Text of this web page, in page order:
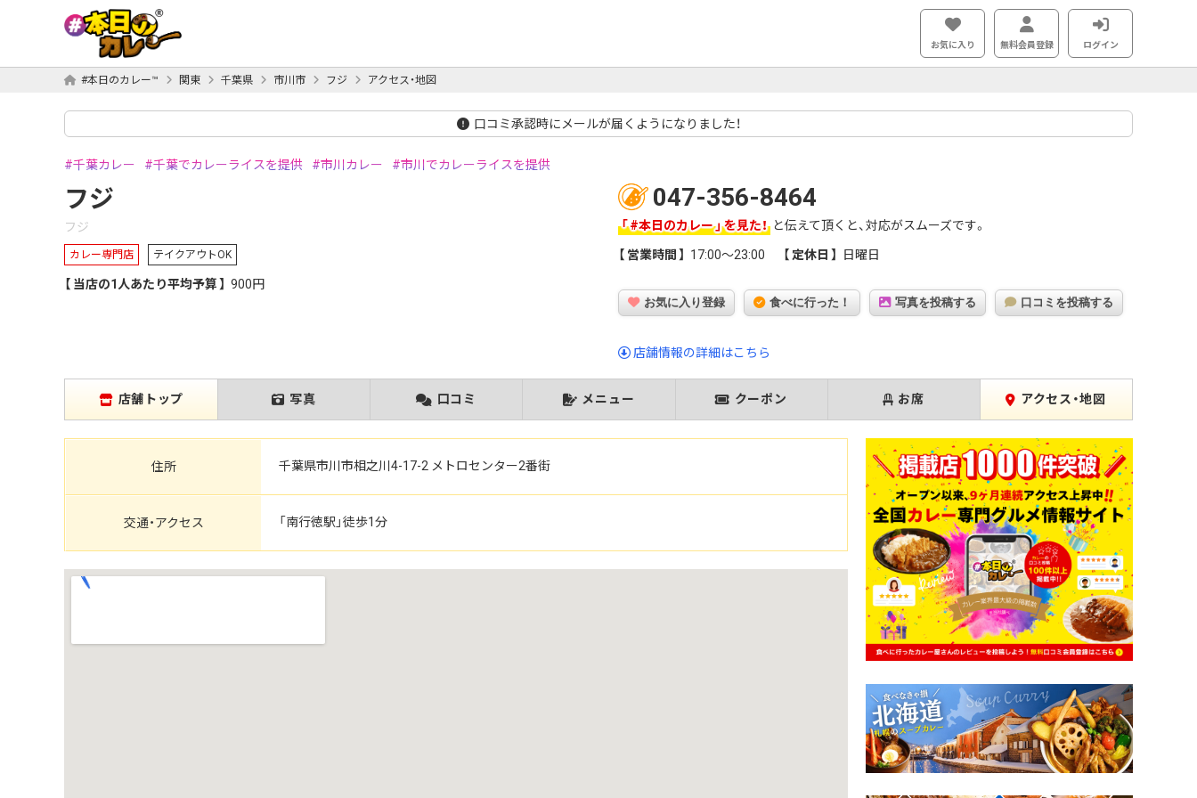
お気に入り 無料会員登録 ログイン
#本日のカレー™ 関東 千葉県 市川市 フジ アクセス・地図
口コミ承認時にメールが届くようになりました！
千葉カレー 千葉でカレーライスを提供 市川カレー 市川でカレーライスを提供
フジ
フジ
カレー専門店 テイクアウトOK
当店の1人あたり平均予算 900円
047-356-8464
#本日のカレー を見た！ と伝えて頂くと、対応がスムーズです。
営業時間 17:00～23:00 定休日 日曜日
お気に入り登録 食べに行った！ 写真を投稿する 口コミを投稿する
店舗情報の詳細はこちら
店舗トップ 写真 口コミ メニュー クーポン お席 アクセス・地図
住所 千葉県市川市相之川4-17-2 メトロセンター2番街
交通・アクセス 「南行徳駅」徒歩1分